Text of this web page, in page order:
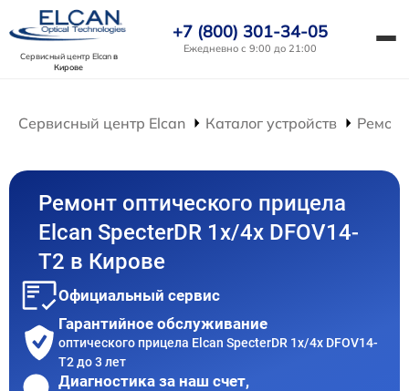
Сервисный центр Elcanв
Кирове
+7 (800) 301-34-05
Ежедневно с 9:00 до 21:00
Сервисный центр Elcan Каталог устройств
Ремонт оптического прицела
Elcan SpecterDR 1x/4x DFOV14-
T2 в Кирове
Официальный сервис
Гарантийное обслуживание
оптического прицела Elcan SpecterDR 1x/4x DFOV14-
T2 до 3 лет
Диагностика за наш счет,